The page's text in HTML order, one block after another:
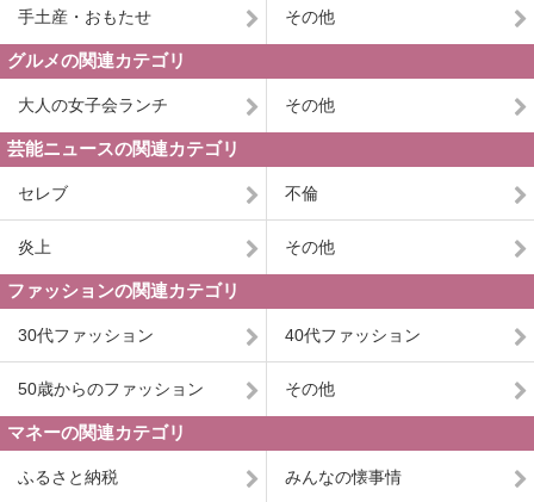
手土産・おもたせ その他
グルメの関連カテゴリ
大人の女子会ランチ その他
芸能ニュースの関連カテゴリ
セレブ 不倫
炎上 その他
ファッションの関連カテゴリ
30代ファッション 40代ファッション
50歳からのファッション その他
マネーの関連カテゴリ
ふるさと納税 みんなの懐事情